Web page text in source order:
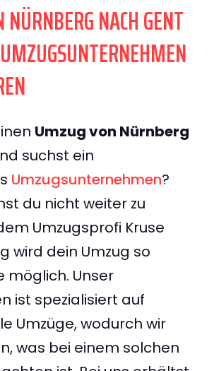
NACH GENT
Umzug von Nürnberg
suchst ein
Umzugsunternehmen?
du nicht weiter zu
Umzugsprofi Kruse
wird dein Umzug so
möglich. Unser
ist spezialisiert auf
Umzüge, wodurch wir
was bei einem solchen